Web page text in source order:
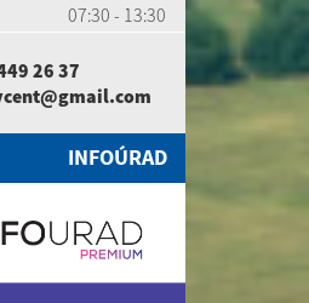
07:30 - 13:30
26 37
INFOÚRAD